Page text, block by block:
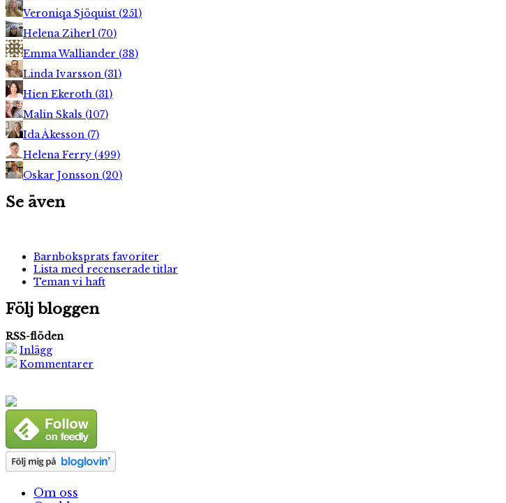
Veroniqa Sjöquist (251)
Helena Ziherl (70)
Emma Walliander (38)
Linda Ivarsson (31)
Hien Ekeroth (31)
Malin Skals (107)
Ida Åkesson (7)
Helena Ferry (499)
Oskar Jonsson (20)
Se även
Barnboksprats favoriter
Lista med recenserade titlar
Teman vi haft
Följ bloggen
RSS-flöden
Inlägg
Kommentarer
Om oss